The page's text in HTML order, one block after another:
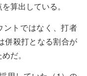
算出している。
ントではなく、打者
併殺打となる割合が
だ。